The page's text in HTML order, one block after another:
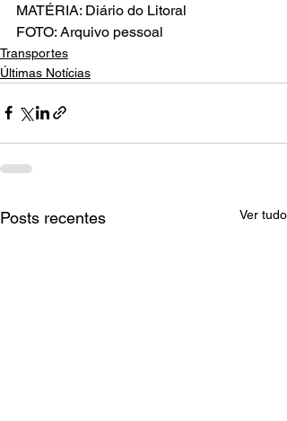
MATÉRIA: Diário do Litoral
FOTO: Arquivo pessoal
Transportes
Últimas Notícias
Posts recentes Ver tudo